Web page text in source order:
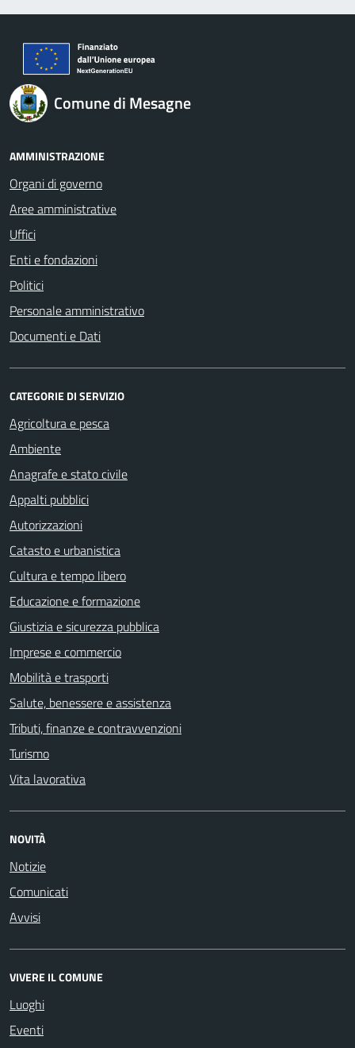
Comune di Mesagne
AMMINISTRAZIONE
Organi di governo
Aree amministrative
Uffici
Enti e fondazioni
Politici
Personale amministrativo
Documenti e Dati
CATEGORIE DI SERVIZIO
Agricoltura e pesca
Ambiente
Anagrafe e stato civile
Appalti pubblici
Autorizzazioni
Catasto e urbanistica
Cultura e tempo libero
Educazione e formazione
Giustizia e sicurezza pubblica
Imprese e commercio
Mobilità e trasporti
Salute, benessere e assistenza
Tributi, finanze e contravvenzioni
Turismo
Vita lavorativa
NOVITÀ
Notizie
Comunicati
Avvisi
VIVERE IL COMUNE
Luoghi
Eventi